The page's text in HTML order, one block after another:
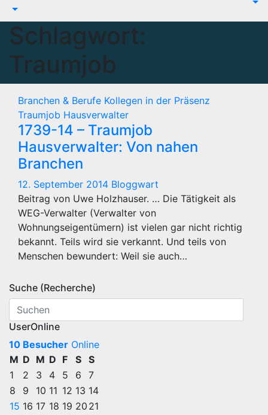
Schlagwort:
Traumjob
Branchen & Berufe Kollegen in der Präsenz
Traumjob Hausverwalter
1739-14 – Traumjob
Hausverwalter: Von nahen
Branchen
12. September 2014 Bloggwart
Beitrag von Uwe Holzhauser. … Die Tätigkeit als
WEG-Verwalter (Verwalter von
Wohnungseigentümern) ist vielen gar nicht richtig
bekannt. Teils wird sie verkannt. Und teils von
Menschen bewundert: Weil sie auch…
Suche (Recherche)
UserOnline
10 Besucher Online
M D M D F S S
1
2 3 4 5 6
7
8
9 10 11 12 13 14
15 16 17 18 19 20 21